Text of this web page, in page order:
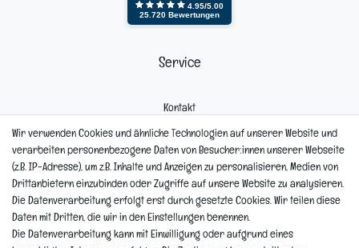
Service
Kontakt
Reklamation
Informationen
Wir verwenden Cookies und ähnliche Technologien auf unserer Website und
verarbeiten personenbezogene Daten von Besucher:innen unserer Webseite
(z.B. IP-Adresse), um z.B. Inhalte und Anzeigen zu personalisieren, Medien von
Drittanbietern einzubinden oder Zugriffe auf unsere Website zu analysieren.
Die Datenverarbeitung erfolgt erst durch gesetzte Cookies. Wir teilen diese
Daten mit Dritten, die wir in den Einstellungen benennen.
Die Datenverarbeitung kann mit Einwilligung oder aufgrund eines